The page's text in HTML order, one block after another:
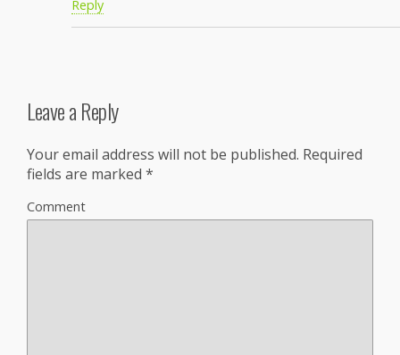
Reply
Leave a Reply
Your email address will not be published. Required
fields are marked *
Comment